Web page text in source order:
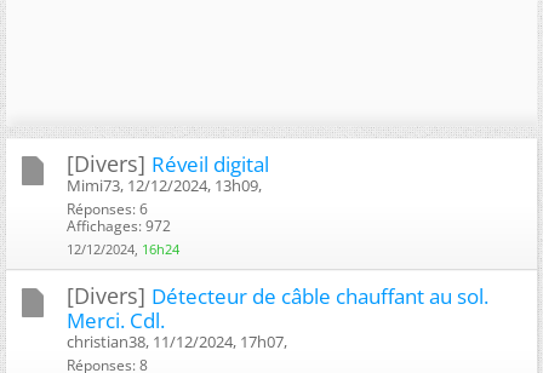
[Divers] Réveil digital
Mimi73, 12/12/2024, 13h09, ‎
Réponses: 6
Affichages: 972
12/12/2024, 16h24
[Divers] Détecteur de câble chauffant au sol.
Merci. Cdl.
christian38, 11/12/2024, 17h07, ‎
Réponses: 8